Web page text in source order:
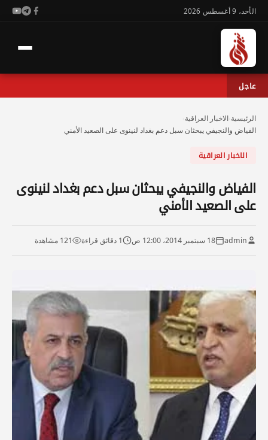
الأحد، 9 أغسطس 2026
عاجل
الرئيسية الاخبار العراقية
الفياض والنجيفي يبحثان سبل دعم بغداد لنينوى على الصعيد الأمني
الاخبار العراقية
الفياض والنجيفي يبحثان سبل دعم بغداد لنينوى
على الصعيد الأمني
admin 18 سبتمبر 2014، 12:00 ص 1 دقائق قراءة 121 مشاهدة